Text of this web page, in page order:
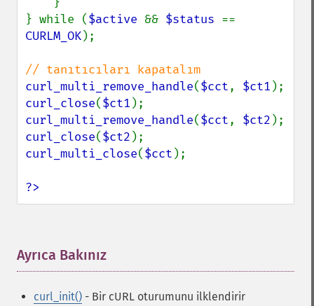
} while ($active && $status
CURLM_OK);
curl_multi_remove_handle($cct, $ct1
curl_close($ct1
curl_multi_remove_handle($cct, $ct2
curl_close($ct2
curl_multi_close($cct );
?>
Ayrıca Bakınız
curl_init() - Bir cURL oturumunu ilklendirir